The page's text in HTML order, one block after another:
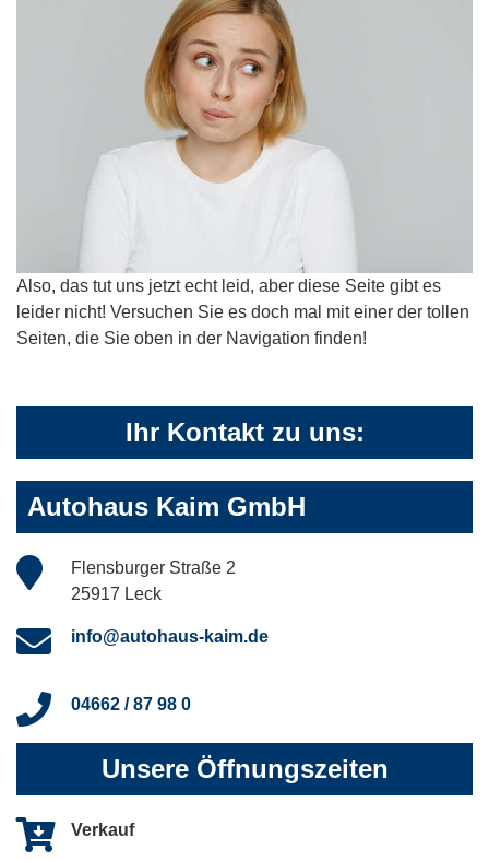
Also, das tut uns jetzt echt leid, aber diese Seite gibt es
leider nicht! Versuchen Sie es doch mal mit einer der tollen
Seiten, die Sie oben in der Navigation finden!
Ihr Kontakt zu uns:
Autohaus Kaim GmbH
Flensburger Straße 2
25917 Leck
info@autohaus-kaim.de
04662 / 87 98 0
Unsere Öffnungszeiten
Verkauf